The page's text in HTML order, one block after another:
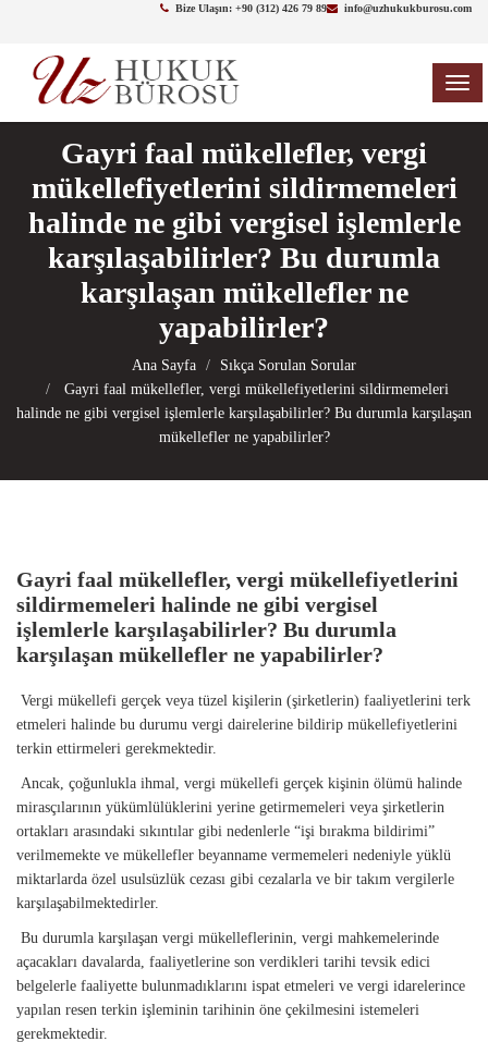
info@uzhukukburosu.com
Bize Ulaşın: +90 (312) 426 79 89
Gayri faal mükellefler, vergi
mükellefiyetlerini sildirmemeleri
halinde ne gibi vergisel işlemlerle
karşılaşabilirler? Bu durumla
karşılaşan mükellefler ne
yapabilirler?
Ana Sayfa
Sıkça Sorulan Sorular
Gayri faal mükellefler, vergi mükellefiyetlerini sildirmemeleri
halinde ne gibi vergisel işlemlerle karşılaşabilirler? Bu durumla karşılaşan
mükellefler ne yapabilirler?
Gayri faal mükellefler, vergi mükellefiyetlerini
sildirmemeleri halinde ne gibi vergisel
işlemlerle karşılaşabilirler? Bu durumla
karşılaşan mükellefler ne yapabilirler?
Vergi mükellefi gerçek veya tüzel kişilerin (şirketlerin) faaliyetlerini terk
etmeleri halinde bu durumu vergi dairelerine bildirip mükellefiyetlerini
terkin ettirmeleri gerekmektedir.
Ancak, çoğunlukla ihmal, vergi mükellefi gerçek kişinin ölümü halinde
mirasçılarının yükümlülüklerini yerine getirmemeleri veya şirketlerin
ortakları arasındaki sıkıntılar gibi nedenlerle “işi bırakma bildirimi”
verilmemekte ve mükellefler beyanname vermemeleri nedeniyle yüklü
miktarlarda özel usulsüzlük cezası gibi cezalarla ve bir takım vergilerle
karşılaşabilmektedirler.
Bu durumla karşılaşan vergi mükelleflerinin, vergi mahkemelerinde
açacakları davalarda, faaliyetlerine son verdikleri tarihi tevsik edici
belgelerle faaliyette bulunmadıklarını ispat etmeleri ve vergi idarelerince
yapılan resen terkin işleminin tarihinin öne çekilmesini istemeleri
gerekmektedir.